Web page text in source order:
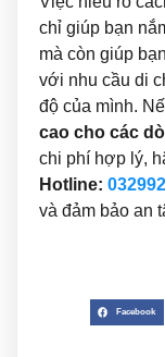
chỉ giúp bạn
mà còn giúp
với nhu cầu di
độ của mình.
cao cho các
chi phí hợp lý,
Hotline:
và đảm bảo an
Facebook